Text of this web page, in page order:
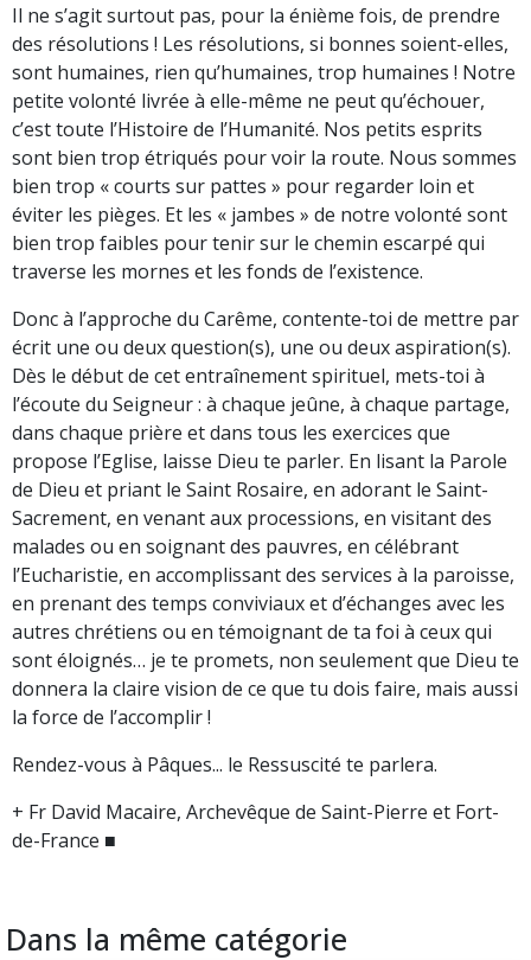
Il ne s’agit surtout pas, pour la énième fois, de prendre
des résolutions ! Les résolutions, si bonnes soient-elles,
sont humaines, rien qu’humaines, trop humaines ! Notre
petite volonté livrée à elle-même ne peut qu’échouer,
c’est toute l’Histoire de l’Humanité. Nos petits esprits
sont bien trop étriqués pour voir la route. Nous sommes
bien trop « courts sur pattes » pour regarder loin et
éviter les pièges. Et les « jambes » de notre volonté sont
bien trop faibles pour tenir sur le chemin escarpé qui
traverse les mornes et les fonds de l’existence.
Donc à l’approche du Carême, contente-toi de mettre par
écrit une ou deux question(s), une ou deux aspiration(s).
Dès le début de cet entraînement spirituel, mets-toi à
l’écoute du Seigneur : à chaque jeûne, à chaque partage,
dans chaque prière et dans tous les exercices que
propose l’Eglise, laisse Dieu te parler. En lisant la Parole
de Dieu et priant le Saint Rosaire, en adorant le Saint-
Sacrement, en venant aux processions, en visitant des
malades ou en soignant des pauvres, en célébrant
l’Eucharistie, en accomplissant des services à la paroisse,
en prenant des temps conviviaux et d’échanges avec les
autres chrétiens ou en témoignant de ta foi à ceux qui
sont éloignés… je te promets, non seulement que Dieu te
donnera la claire vision de ce que tu dois faire, mais aussi
la force de l’accomplir !
Rendez-vous à Pâques... le Ressuscité te parlera.
+ Fr David Macaire, Archevêque de Saint-Pierre et Fort-
de-France ■
Dans la même catégorie